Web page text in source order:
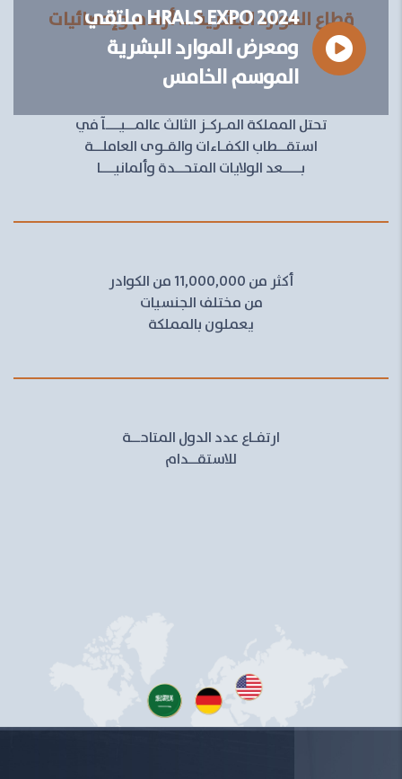
HRALS EXPO 2024 ملتقي
ومعرض الموارد البشرية
الموسم الخامس
قطاع الموارد البشرية … أرقام وإحصائيات
تحتل المملكة المـركـز الثالث عالمــيـــآ في
استقــطاب الكفـاءات والقـوى العاملــة
بــــعد الولايات المتحــدة وألمانيـــا
أكثر من 11,000,000 من الكوادر
من مختلف الجنسيات
يعملون بالمملكة
ارتفـاع عدد الدول المتاحــة
للاستقــدام